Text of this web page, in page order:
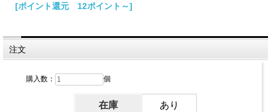
[ポイント還元 12ポイント～]
注文
購入数： 個
在庫 あり